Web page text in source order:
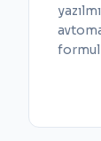
formul